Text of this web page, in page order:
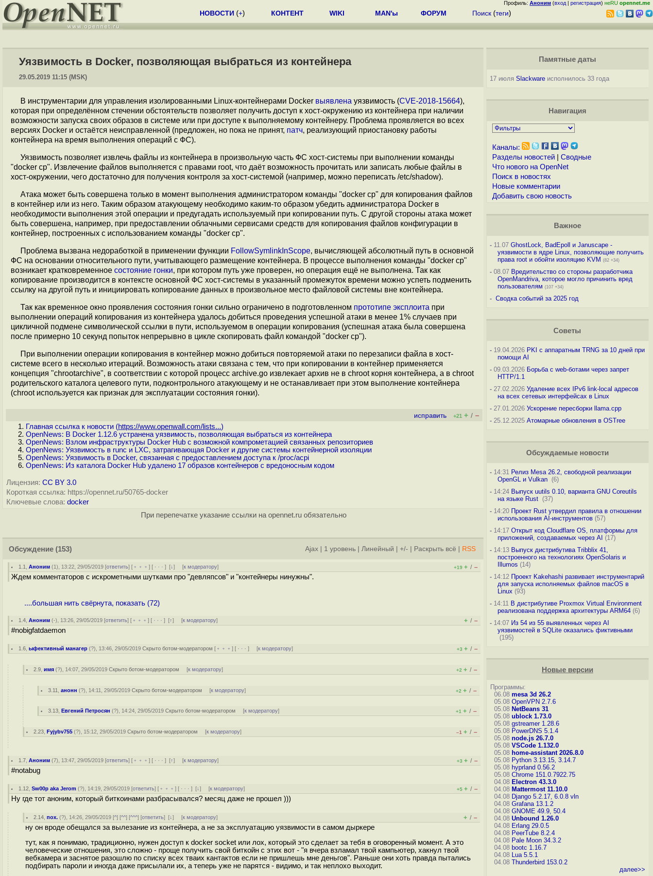
Профиль: Аноним (вход | регистрация) неRU opennet.me
НОВОСТИ (+) КОНТЕНТ WIKI MAN'ы ФОРУМ Поиск (теги)
Уязвимость в Docker, позволяющая выбраться из контейнера
29.05.2019 11:15 (MSK)
В инструментарии для управления изолированными Linux-контейнерами Docker выявлена уязвимость (CVE-2018-15664),
которая при определённом стечении обстоятельств позволяет получить доступ к хост-окружению из контейнера при наличии
возможности запуска своих образов в системе или при доступе к выполняемому контейнеру. Проблема проявляется во всех
версиях Docker и остаётся неисправленной (предложен, но пока не принят, патч, реализующий приостановку работы
контейнера на время выполнения операций с ФС).
Уязвимость позволяет извлечь файлы из контейнера в произвольную часть ФС хост-системы при выполнении команды
"docker cp". Извлечение файлов выполняется с правами root, что даёт возможность прочитать или записать любые файлы в
хост-окружении, чего достаточно для получения контроля за хост-системой (например, можно переписать /etc/shadow).
Атака может быть совершена только в момент выполнения администратором команды "docker cp" для копирования файлов
в контейнер или из него. Таким образом атакующему необходимо каким-то образом убедить администратора Docker в
необходимости выполнения этой операции и предугадать используемый при копировании путь. С другой стороны атака может
быть совершена, например, при предоставлении облачными сервисами средств для копирования файлов конфигурации в
контейнер, построенных с использованием команды "docker cp".
Проблема вызвана недоработкой в применении функции FollowSymlinkInScope, вычисляющей абсолютный путь в основной
ФС на основании относительного пути, учитывающего размещение контейнера. В процессе выполнения команды "docker cp"
возникает кратковременное состояние гонки, при котором путь уже проверен, но операция ещё не выполнена. Так как
копирование производится в контексте основной ФС хост-системы в указанный промежуток времени можно успеть подменить
ссылку на другой путь и инициировать копирование данных в произвольное место файловой системы вне контейнера.
Так как временное окно проявления состояния гонки сильно ограничено в подготовленном прототипе эксплоита при
выполнении операций копирования из контейнера удалось добиться проведения успешной атаки в менее 1% случаев при
цикличной подмене символической ссылки в пути, используемом в операции копирования (успешная атака была совершена
после примерно 10 секунд попыток непрерывно в цикле скопировать файл командой "docker cp").
При выполнении операции копирования в контейнер можно добиться повторяемой атаки по перезаписи файла в хост-
системе всего в несколько итераций. Возможность атаки связана с тем, что при копировании в контейнер применяется
концепция "chrootarchive", в соответствии с которой процесс archive.go извлекает архив не в chroot корня контейнера, а в chroot
родительского каталога целевого пути, подконтрольного атакующему и не останавливает при этом выполнение контейнера
(chroot используется как признак для эксплуатации состояния гонки).
исправить +21 + / –
Главная ссылка к новости (https://www.openwall.com/lists...)
OpenNews: В Docker 1.12.6 устранена уязвимость, позволяющая выбраться из контейнера
OpenNews: Взлом инфраструктуры Docker Hub с возможной компрометацией связанных репозиториев
OpenNews: Уязвимость в runc и LXC, затрагивающая Docker и другие системы контейнерной изоляции
OpenNews: Уязвимость в Docker, связанная с предоставлением доступа к /proc/acpi
OpenNews: Из каталога Docker Hub удалено 17 образов контейнеров с вредоносным кодом
Лицензия: CC BY 3.0
Короткая ссылка: https://opennet.ru/50765-docker
Ключевые слова: docker
При перепечатке указание ссылки на opennet.ru обязательно
Обсуждение (153) Ajax 1 уровень Линейный +/- Раскрыть всё RSS
1.1 ,Аноним (1), 13:22, 29/05/2019 [ответить] [ ﹢﹢﹢] [ · · ·][↓] [к модератору] +19 + / –
Ждем комментаторов с искрометными шутками про "девляпсов" и "контейнеры нинужны".
....большая нить свёрнута, показать (72)
1.4 ,Аноним (-), 13:26, 29/05/2019 [ответить] [ ﹢﹢﹢] [ · · ·][↑] [к модератору] + / –
#nobigfatdaemon
1.6 ,ыфективный манагер (?), 13:46, 29/05/2019Скрыто ботом-модератором [ ﹢﹢﹢] [ · · ·] [к модератору] +3 + / –
2.9 ,имя (?), 14:07, 29/05/2019Скрыто ботом-модератором [к модератору] +2 + / –
3.11 ,анонн (?), 14:11, 29/05/2019Скрыто ботом-модератором [к модератору] +2 + / –
3.13 ,Евгений Петросян (?), 14:24, 29/05/2019Скрыто ботом-модератором [к модератору] +1 + / –
2.23 ,Fyjybv755 (?), 15:12, 29/05/2019Скрыто ботом-модератором [к модератору] –1 + / –
1.7 ,Аноним (7), 13:47, 29/05/2019 [ответить] [ ﹢﹢﹢] [ · · ·][↑] [к модератору] +3 + / –
#notabug
1.12 ,Sw00p aka Jerom (?), 14:19, 29/05/2019 [ответить] [ ﹢﹢﹢] [ · · ·][↓] [к модератору] +5 + / –
Ну где тот аноним, который биткоинами разбрасывался? месяц даже не прошел )))
2.14 ,пох. (?), 14:26, 29/05/2019 [^] [^^] [^^^] [ответить][↓] [к модератору] + / –
ну он вроде обещался за вылезание из контейнера, а не за эксплуатацию уязвимости в самом дыркере
тут, как я понимаю, традиционно, нужен доступ к docker socket или лох, который это сделает за тебя в оговоренный момент. А это
человеческие отношения, это сложно - проще получить свой биткойн с этих вот - "я вчера взламал твой кампьютер, хакнул твой
вебкамера и заснятое разошлю по списку всех тваих кантактов если не пришлешь мне деньгов". Раньше они хоть правда пытались
подбирать пароли и иногда даже присылали их, а теперь уже не парятся - видимо, и так неплохо выходит.
Памятные даты
17 июля Slackwareисполнилось 33 года
Навигация
Каналы:
Разделы новостей| Сводные
Что нового на OpenNet
Поиск в новостях
Новые комментарии
Добавить свою новость
Важное
-11.07 GhostLock, BadEpoll и Januscape -
уязвимости в ядре Linux, позволяющие получить
права root и обойти изоляцию KVM (82 +34)
-08.07 Вредительство со стороны разработчика
OpenMandriva, которое могло причинить вред
пользователям (107 +34)
- Сводка событий за 2025 год
Советы
-19.04.2026 PKI с аппаратным TRNG за 10 дней при
помощи AI
-09.03.2026 Борьба с web-ботами через запрет
HTTP/1.1
-27.02.2026 Удаление всех IPv6 link-local адресов
на всех сетевых интерфейсах в Linux
-27.01.2026 Ускорение пересборки llama.cpp
-25.12.2025 Атомарные обновления в OSTree
Обсуждаемые новости
-14:31 Релиз Mesa 26.2, свободной реализации
OpenGL и Vulkan (6)
-14:24 Выпуск uutils 0.10, варианта GNU Coreutils
на языке Rust (37)
-14:20 Проект Rust утвердил правила в отношении
использования AI-инструментов(57)
-14:17 Открыт код Cloudflare OS, платформы для
приложений, создаваемых через AI (17)
-14:13 Выпуск дистрибутива Tribblix 41,
построенного на технологиях OpenSolaris и
Illumos (14)
-14:12 Проект Kakehashi развивает инструментарий
для запуска исполняемых файлов macOS в
Linux (93)
-14:11 В дистрибутиве Proxmox Virtual Environment
реализована поддержка архитектуры ARM64(6)
-14:07 Из 54 из 55 выявленных через AI
уязвимостей в SQLite оказались фиктивными
(195)
Новые версии
Программы:
06.08 mesa 3d 26.2
05.08 OpenVPN 2.7.6
05.08 NetBeans 31
05.08 ublock 1.73.0
05.08 gstreamer 1.28.6
05.08 PowerDNS 5.1.4
05.08 node.js 26.7.0
05.08 VSCode 1.132.0
05.08 home-assistant 2026.8.0
05.08 Python 3.13.15, 3.14.7
05.08 hyprland 0.56.2
05.08 Chrome 151.0.7922.75
04.08 Electron 43.3.0
04.08 Mattermost 11.10.0
04.08 Django 5.2.17, 6.0.8 vln
04.08 Grafana 13.1.2
04.08 GNOME 49.9, 50.4
04.08 Unbound 1.26.0
04.08 Erlang 29.0.5
04.08 PeerTube 8.2.4
04.08 Pale Moon 34.3.2
04.08 bootc 1.16.7
04.08 Lua 5.5.1
04.08 Thunderbird 153.0.2
далее>>